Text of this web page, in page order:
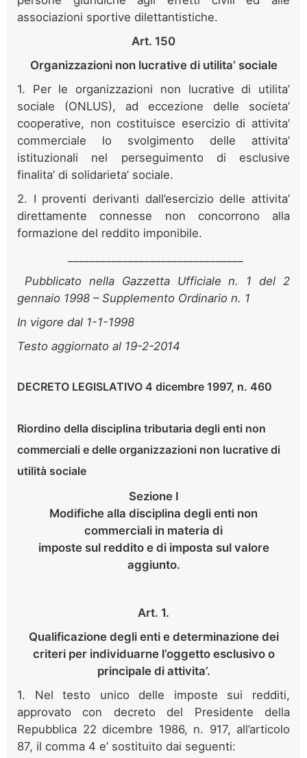
associazioni sportive dilettantistiche.
Art. 150
Organizzazioni non lucrative di utilita’ sociale
1. Per le organizzazioni non lucrative di utilita’
sociale (ONLUS), ad eccezione delle societa’
cooperative, non costituisce esercizio di attivita’
commerciale lo svolgimento delle attivita’
istituzionali nel perseguimento di esclusive
finalita’ di solidarieta’ sociale.
2. I proventi derivanti dall’esercizio delle attivita’
direttamente connesse non concorrono alla
formazione del reddito imponibile.
Pubblicato nella Gazzetta Ufficiale n. 1 del 2
gennaio 1998 – Supplemento Ordinario n. 1
In vigore dal 1-1-1998
Testo aggiornato al 19-2-2014
DECRETO LEGISLATIVO 4 dicembre 1997, n. 460
Riordino della disciplina tributaria degli enti non
commerciali e delle organizzazioni non lucrative di
utilità sociale
Sezione I
Modifiche alla disciplina degli enti non
commerciali in materia di
imposte sul reddito e di imposta sul valore
aggiunto.
Art. 1.
Qualificazione degli enti e determinazione dei
criteri per individuarne l’oggetto esclusivo o
principale di attivita’.
1. Nel testo unico delle imposte sui redditi,
approvato con decreto del Presidente della
Repubblica 22 dicembre 1986, n. 917, all’articolo
87, il comma 4 e’ sostituito dai seguenti: